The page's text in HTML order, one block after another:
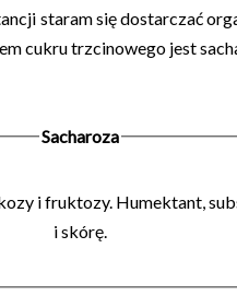
staram się dostarczać
cukru trzcinowego jest
Sacharoza
i fruktozy. Humektant,
i skórę.